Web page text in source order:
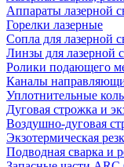
Аппараты лазерной
Горелки лазерные
Сопла для лазерной
Линзы для лазерной
Ролики подающего
Каналы
Уплотнительные
Дуговая строжка и
Воздушно-дуговая
Экзотермическая
Подводная сварка и